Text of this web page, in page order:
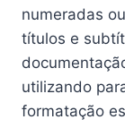
numeradas
títulos e
utilizando
formatação